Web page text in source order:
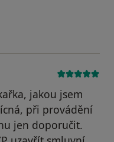
Váš účet byl odstraněn
jakou jsem
při provádění
jen doporučit.